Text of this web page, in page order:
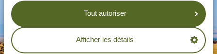
Tout autoriser
Afficher les détails